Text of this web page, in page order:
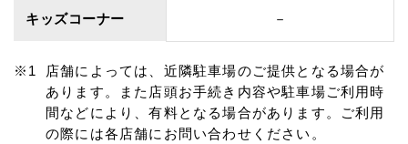
キッズコーナー －
店舗によっては、近隣駐車場のご提供となる場合が
あります。また店頭お手続き内容や駐車場ご利用時
間などにより、有料となる場合があります。ご利用
の際には各店舗にお問い合わせください。